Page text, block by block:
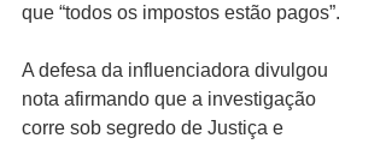
que “todos os impostos estão pagos”.
A defesa da influenciadora divulgou
nota afirmando que a investigação
corre sob segredo de Justiça e